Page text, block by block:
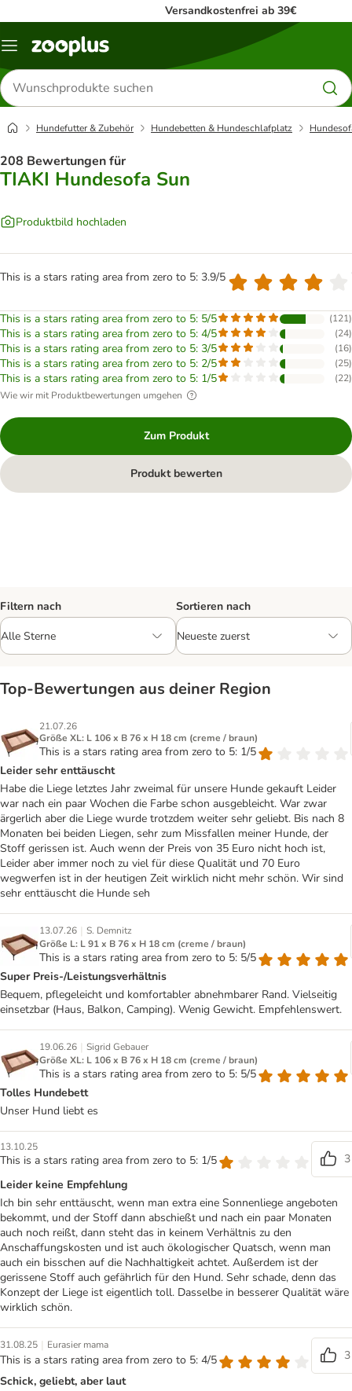
Versandkostenfrei ab 39€
Menü
Produkte
suchen
Hundefutter & Zubehör Hundebetten & Hundeschlafplatz
208 Bewertungen für
TIAKI Hundesofa Sun
Produktbild hochladen
This is a stars rating area from zero to 5: 3.9/5
This is a stars rating area from zero to 5: 5/5 (121)
This is a stars rating area from zero to 5: 4/5 (24)
This is a stars rating area from zero to 5: 3/5 (16)
This is a stars rating area from zero to 5: 2/5 (25)
This is a stars rating area from zero to 5: 1/5 (22)
Wie wir mit Produktbewertungen umgehen
Zum Produkt
Produkt bewerten
Filtern nach Sortieren nach
Top‑Bewertungen aus deiner Region
21.07.26
Größe XL: L 106 x B 76 x H 18 cm (creme / braun)
This is a stars rating area from zero to 5: 1/5
Leider sehr enttäuscht
Habe die Liege letztes Jahr zweimal für unsere Hunde gekauft Leider
war nach ein paar Wochen die Farbe schon ausgebleicht. War zwar
ärgerlich aber die Liege wurde trotzdem weiter sehr geliebt. Bis nach 8
Monaten bei beiden Liegen, sehr zum Missfallen meiner Hunde, der
Stoff gerissen ist. Auch wenn der Preis von 35 Euro nicht hoch ist,
Leider aber immer noch zu viel für diese Qualität und 70 Euro
wegwerfen ist in der heutigen Zeit wirklich nicht mehr schön. Wir sind
sehr enttäuscht die Hunde seh
13.07.26 | S. Demnitz
Größe L: L 91 x B 76 x H 18 cm (creme / braun)
This is a stars rating area from zero to 5: 5/5
Super Preis-/Leistungsverhältnis
Bequem, pflegeleicht und komfortabler abnehmbarer Rand. Vielseitig
einsetzbar (Haus, Balkon, Camping). Wenig Gewicht. Empfehlenswert.
19.06.26 | Sigrid Gebauer
Größe XL: L 106 x B 76 x H 18 cm (creme / braun)
This is a stars rating area from zero to 5: 5/5
Tolles Hundebett
Unser Hund liebt es
13.10.25
This is a stars rating area from zero to 5: 1/5
3
Leider keine Empfehlung
Ich bin sehr enttäuscht, wenn man extra eine Sonnenliege angeboten
bekommt, und der Stoff dann abschießt und nach ein paar Monaten
auch noch reißt, dann steht das in keinem Verhältnis zu den
Anschaffungskosten und ist auch ökologischer Quatsch, wenn man
auch ein bisschen auf die Nachhaltigkeit achtet. Außerdem ist der
gerissene Stoff auch gefährlich für den Hund. Sehr schade, denn das
Konzept der Liege ist eigentlich toll. Dasselbe in besserer Qualität wäre
wirklich schön.
31.08.25 | Eurasier mama
This is a stars rating area from zero to 5: 4/5
3
Schick, geliebt, aber laut